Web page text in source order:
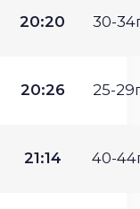
20:20 30-
20:26 25-
21:14 40-